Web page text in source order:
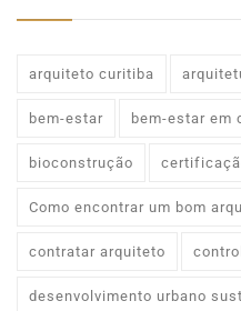
arquiteto curitiba
bem-estar bem-estar em
bioconstrução
Como encontrar um bom
contratar arquiteto
desenvolvimento urbano